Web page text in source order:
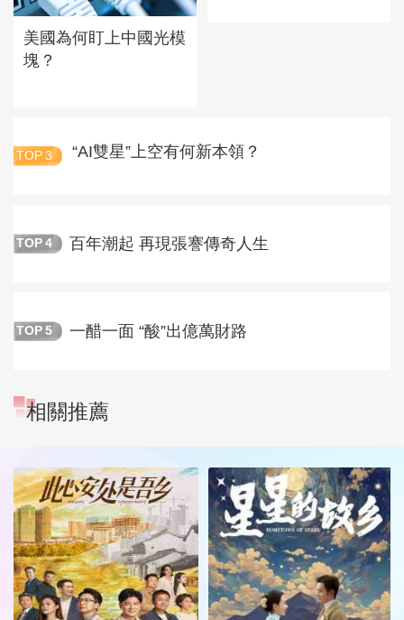
美國為何盯上中國光模
塊？
TOP 3 “AI雙星”上空有何新本領？
TOP 4 百年潮起 再現張謇傳奇人生
TOP 5 一醋一面 “酸”出億萬財路
相關推薦